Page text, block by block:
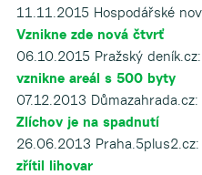
11.11.2015 Hospodářské
Vznikne zde nová čtvrť
06.10.2015 Pražský deník.cz:
vznikne areál s 500 byty
07.12.2013 Důmazahrada.cz:
Zlíchov je na spadnutí
26.06.2013 Praha.5plus2.cz:
zřítil lihovar